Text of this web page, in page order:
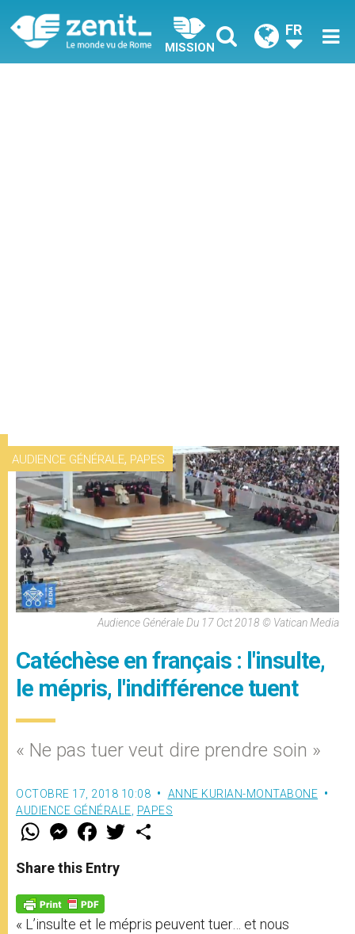
MISSION
FR
AUDIENCE GÉNÉRALE, PAPES
Audience Générale Du 17 Oct 2018 © Vatican Media
Catéchèse en français : l'insulte,
le mépris, l'indifférence tuent
« Ne pas tuer veut dire prendre soin »
OCTOBRE 17, 2018 10:08
ANNE KURIAN-MONTABONE
AUDIENCE GÉNÉRALE PAPES
W
t
s
p
p
M
e
s
e
g
e
r
F
a
e
b
o
k
w
Share this Entry
« L’insulte et le mépris peuvent tuer… et nous